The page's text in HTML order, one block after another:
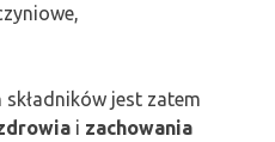
jest zatem
i zachowania